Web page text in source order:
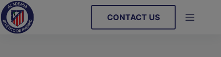
Saltar
al
contenido
CONTACT US